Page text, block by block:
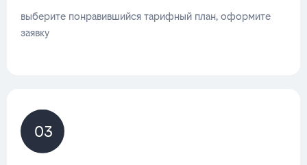
выберите понравившийся тарифный план, оформите
заявку
03